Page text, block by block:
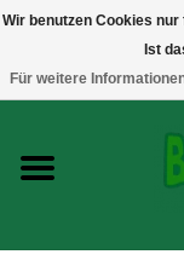
Growshop
Messtechnik
Wir benutzen Cookies
Ist
Für weitere